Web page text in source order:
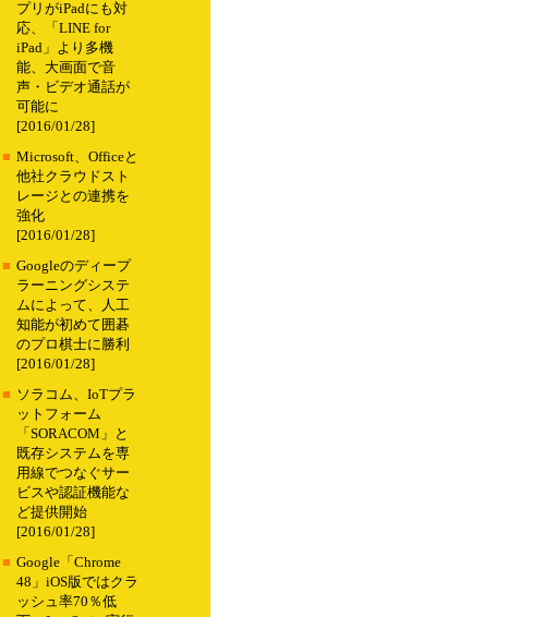
プリがiPadにも対
応、「LINE for
iPad」より多機
能、大画面で音
声・ビデオ通話が
可能に
[2016/01/28]
■ Microsoft、Officeと
他社クラウドスト
レージとの連携を
強化
[2016/01/28]
■ Googleのディープ
ラーニングシステ
ムによって、人工
知能が初めて囲碁
のプロ棋士に勝利
[2016/01/28]
■ ソラコム、IoTプラ
ットフォーム
「SORACOM」と
既存システムを専
用線でつなぐサー
ビスや認証機能な
ど提供開始
[2016/01/28]
■ Google「Chrome
48」iOS版ではクラ
ッシュ率70％低